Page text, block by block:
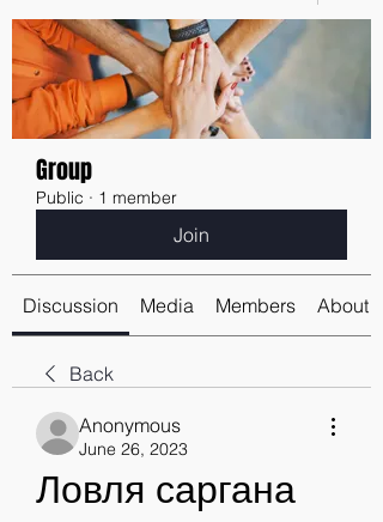
Group
Public · 1 member
Join
Discussion Media Members About
Back
Anonymous
June 26, 2023
Ловля саргана